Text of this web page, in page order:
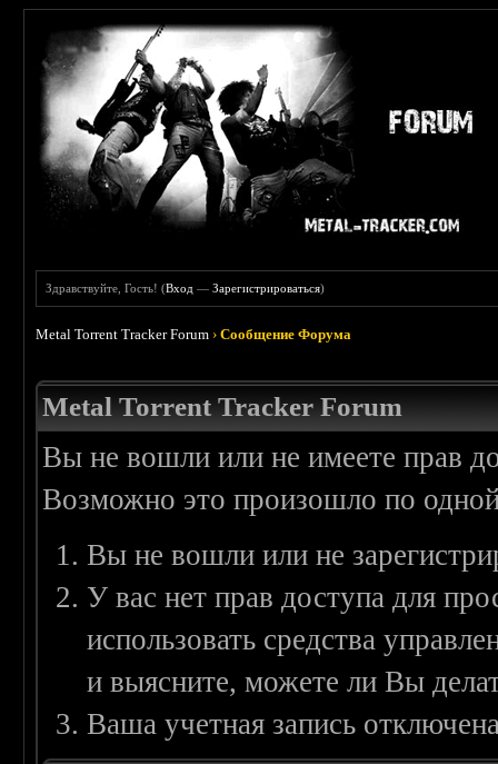
Здравствуйте, Гость! (Вход —Зарегистрироваться)
Metal Torrent Tracker Forum ›Сообщение Форума
Metal Torrent Tracker Forum
Вы не вошли или не имеете прав
Возможно это произошло по
Вы не вошли или не
У вас нет прав доступа для
использовать средства
и выясните, можете ли Вы
Ваша учетная запись